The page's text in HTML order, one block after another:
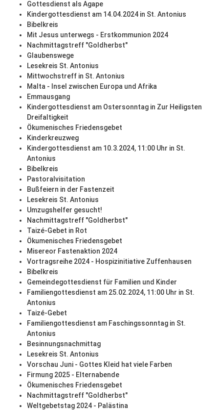
Gottesdienst als Agape
Kindergottesdienst am 14.04.2024 in St. Antonius
Bibelkreis
Mit Jesus unterwegs - Erstkommunion 2024
Nachmittagstreff "Goldherbst"
Glaubenswege
Lesekreis St. Antonius
Mittwochstreff in St. Antonius
Malta - Insel zwischen Europa und Afrika
Emmausgang
Kindergottesdienst am Ostersonntag in Zur Heiligsten
Dreifaltigkeit
Ökumenisches Friedensgebet
Kinderkreuzweg
Kindergottesdienst am 10.3.2024, 11:00 Uhr in St.
Antonius
Bibelkreis
Pastoralvisitation
Bußfeiern in der Fastenzeit
Lesekreis St. Antonius
Umzugshelfer gesucht!
Nachmittagstreff "Goldherbst"
Taizé-Gebet in Rot
Ökumenisches Friedensgebet
Misereor Fastenaktion 2024
Vortragsreihe 2024 - Hospizinitiative Zuffenhausen
Bibelkreis
Gemeindegottesdienst für Familien und Kinder
Familiengottesdienst am 25.02.2024, 11:00 Uhr in St.
Antonius
Taizé-Gebet
Familiengottesdienst am Faschingssonntag in St.
Antonius
Besinnungsnachmittag
Lesekreis St. Antonius
Vorschau Juni - Gottes Kleid hat viele Farben
Firmung 2025 - Elternabende
Ökumenisches Friedensgebet
Nachmittagstreff "Goldherbst"
Weltgebetstag 2024 - Palästina